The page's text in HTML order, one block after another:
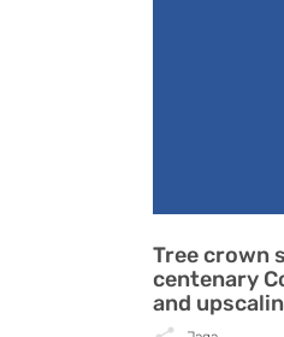
Tree crown
centenary
and